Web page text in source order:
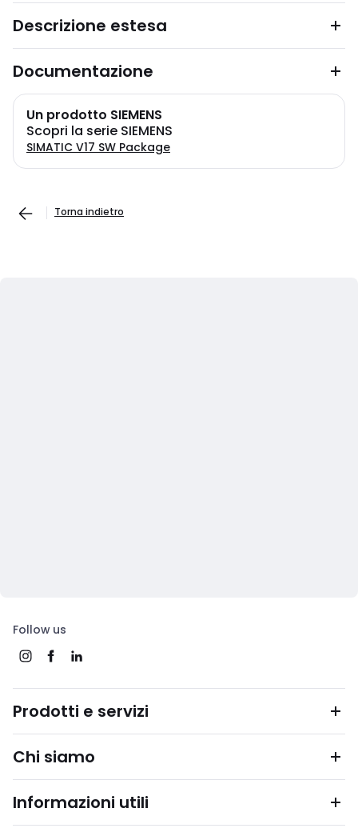
Descrizione estesa
Documentazione
Un prodotto SIEMENS
Scopri la serie SIEMENS
SIMATIC V17 SW Package
Torna indietro
Follow us
Prodotti e servizi
Chi siamo
Informazioni utili